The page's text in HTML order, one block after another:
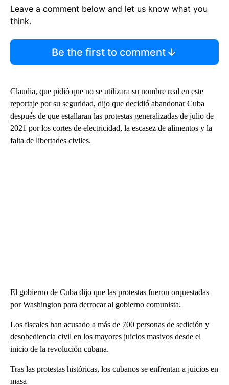
Leave a comment below and let us know what you
think.
Be the first to comment
Claudia, que pidió que no se utilizara su nombre real en este
reportaje por su seguridad, dijo que decidió abandonar Cuba
después de que estallaran las protestas generalizadas de julio de
2021 por los cortes de electricidad, la escasez de alimentos y la
falta de libertades civiles.
El gobierno de Cuba dijo que las protestas fueron orquestadas
por Washington para derrocar al gobierno comunista.
Los fiscales han acusado a más de 700 personas de sedición y
desobediencia civil en los mayores juicios masivos desde el
inicio de la revolución cubana.
Tras las protestas históricas, los cubanos se enfrentan a juicios en
masa